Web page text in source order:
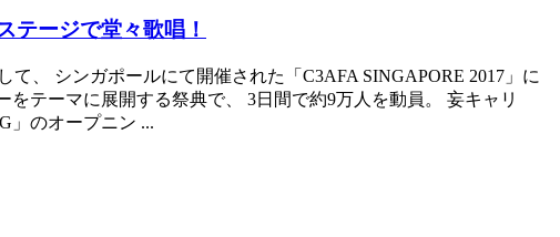
テージで堂々歌唱！
、 シンガポールにて開催された「C3AFA SINGAPORE 2017」に
テーマに展開する祭典で、 3日間で約9万人を動員。 妄キャリ
」のオープニン ...